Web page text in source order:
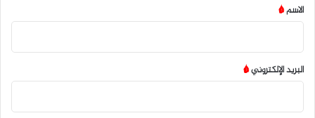
*
الاسم*
البريد الإلكتروني*